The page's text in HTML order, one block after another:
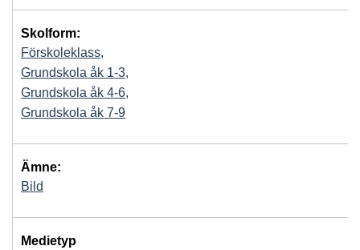
Skolform:
Förskoleklass,
Grundskola åk 1-3,
Grundskola åk 4-6,
Grundskola åk 7-9
Ämne:
Bild
Medietyp